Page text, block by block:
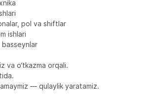
pol va shiftlar
ishlari
basseynlar
va o‘tkazma orqali.
— qulaylik yaratamiz.